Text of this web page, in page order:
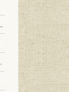
1985 兰州：甘肃